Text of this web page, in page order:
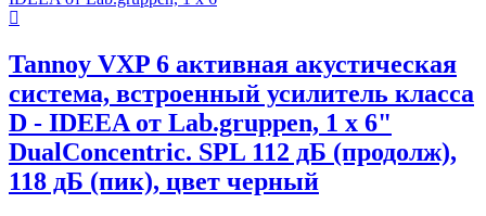
Tannoy VXP 6 активная акустическая
система, встроенный усилитель класса
D - IDEEA от Lab.gruppen, 1 х 6"
DualConcentric. SPL 112 дБ (продолж),
118 дБ (пик), цвет черный